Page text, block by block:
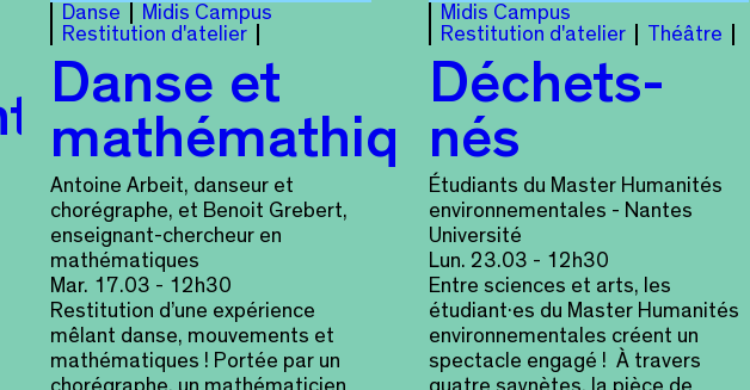
Danse
Midis Campus
Restitution d'atelier
Danse et
mathémathiques
Antoine Arbeit, danseur et
chorégraphe, et Benoit Grebert,
enseignant-chercheur en
mathématiques
Mar. 17.03 - 12h30
Restitution d’une expérience
mêlant danse, mouvements et
mathématiques ! Portée par un
Midis Campus
Restitution d'atelier
Théâtre
Déchets-
nés
Étudiants du Master Humanités
environnementales - Nantes
Université
Lun. 23.03 - 12h30
Entre sciences et arts, les
étudiant·es du Master Humanités
environnementales créent un
spectacle engagé ! À travers